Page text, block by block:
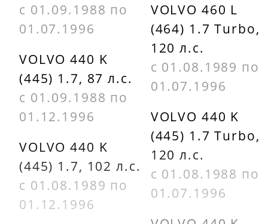
с 01.09.1988 по
01.07.1996
VOLVO 440 K
(445) 1.7, 87 л.с.
с 01.09.1988 по
01.12.1996
VOLVO 440 K
(445) 1.7, 102 л.с.
с 01.08.1989 по
01.12.1996
VOLVO 460 L
(464) 1.7 Turbo,
120 л.с.
с 01.08.1989 по
01.07.1996
VOLVO 440 K
(445) 1.7 Turbo,
120 л.с.
с 01.08.1988 по
01.07.1996